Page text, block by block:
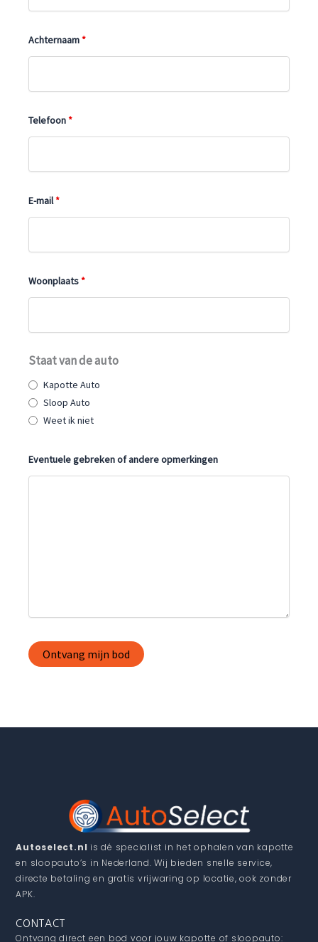
Achternaam*
Telefoon*
E-mail*
Woonplaats*
Staat van de auto
Kapotte Auto
Sloop Auto
Weet ik niet
Eventuele gebreken of andere opmerkingen
Autoselect.nl is dé specialist in het ophalen van kapotte
en sloopauto’s in Nederland. Wij bieden snelle service,
directe betaling en gratis vrijwaring op locatie, ook zonder
APK.
CONTACT
Ontvang direct een bod voor jouw kapotte of sloopauto: